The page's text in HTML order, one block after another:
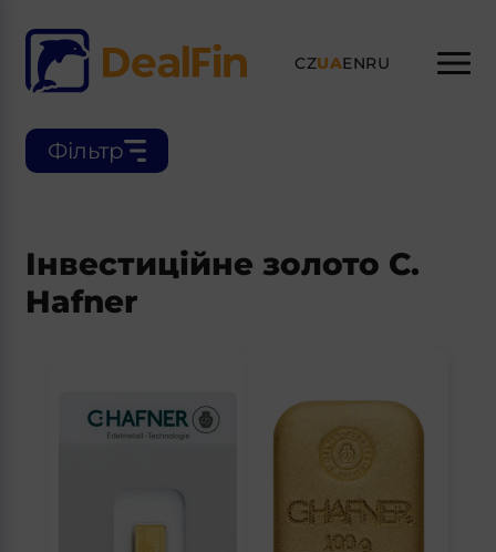
CZUAENRU
Фільтр
Інвестиційне золото C.
Hafner